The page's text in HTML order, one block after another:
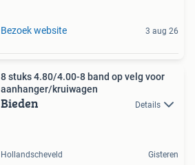
Bezoek website 3 aug 26
8 stuks 4.80/4.00-8 band op velg voor
aanhanger/kruiwagen
Bieden Details
Hollandscheveld Gisteren